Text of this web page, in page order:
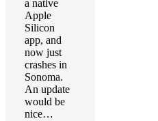
a native
Apple
Silicon
app, and
now just
crashes in
Sonoma.
An update
would be
nice…